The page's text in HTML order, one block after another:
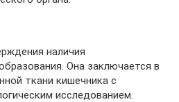
наличия
Она заключается в
ткани кишечника с
исследованием.